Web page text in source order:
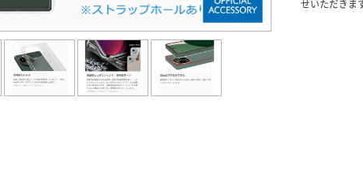
せいただきま